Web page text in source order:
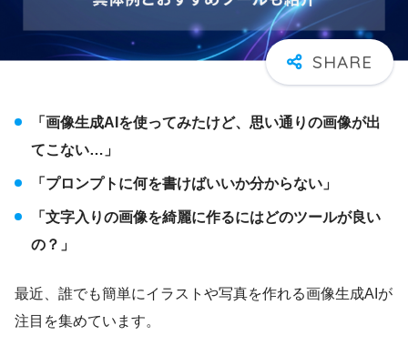
「画像生成AIを使ってみたけど、思い通りの画像が出
てこない…」
「プロンプトに何を書けばいいか分からない」
「文字入りの画像を綺麗に作るにはどのツールが良い
の？」
最近、誰でも簡単にイラストや写真を作れる画像生成AIが
注目を集めています。